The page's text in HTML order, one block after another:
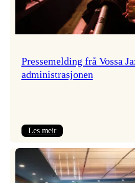
Pressemelding frå Vossa
administrasjonen
Les meir:
frå
Vossa
Jazz